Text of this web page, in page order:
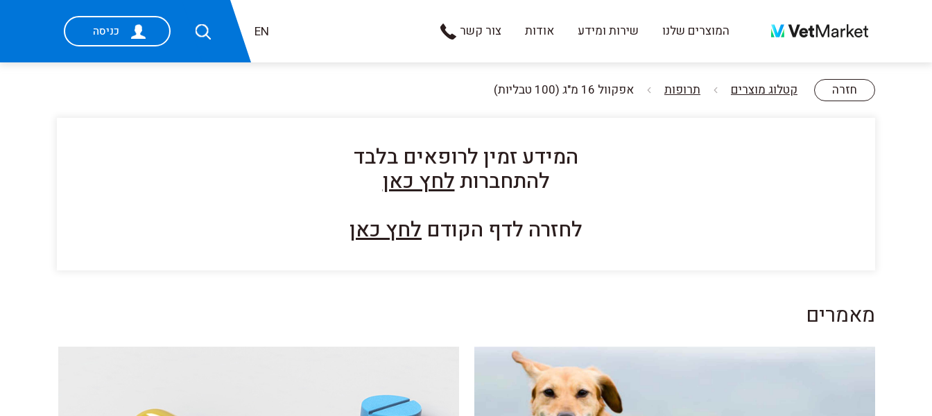
המוצרים שלנו שירות ומידע אודות צור קשר EN כניסה
חזרה קטלוג מוצרים תרופות אפקוול 16 מ"ג (100 טבליות)
המידע זמין לרופאים בלבד
להתחברותלחץ כאן
לחזרה לדף הקודם לחץ כאן
מאמרים